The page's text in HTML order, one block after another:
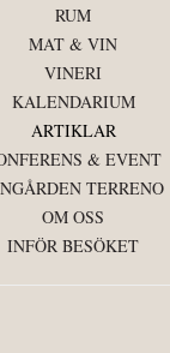
RUM
MAT & VIN
VINERI
KALENDARIUM
ARTIKLAR
& EVENT
TERRENO
OM OSS
INFÖR BESÖKET